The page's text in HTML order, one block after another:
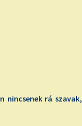
nincsenek rá szavak,